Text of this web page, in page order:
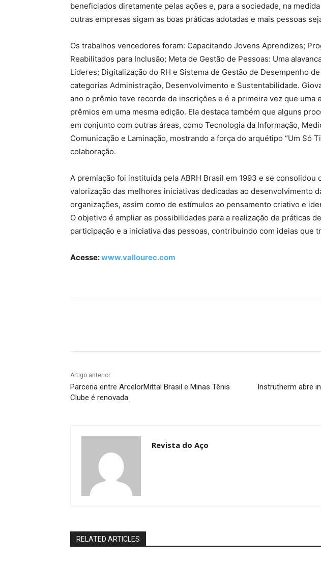
beneficiados diretamente pelas ações e, para a sociedade, na
outras empresas sigam as boas práticas adotadas e mais pessoas
Os trabalhos vencedores foram: Capacitando Jovens Aprendizes;
Reabilitados para Inclusão; Meta de Gestão de Pessoas: Uma
Líderes; Digitalização do RH e Sistema de Gestão de Desempenho
categorias Administração, Desenvolvimento e Sustentabilidade.
ano o prêmio teve recorde de inscrições e é a primeira vez que uma
prêmios em uma mesma edição. Ela destaca também que alguns
em conjunto com outras áreas, como Tecnologia da Informação,
Comunicação e Laminação, mostrando a força do arquétipo “Um Só
colaboração.
A premiação foi instituída pela ABRH Brasil em 1993 e se consolidou
valorização das melhores iniciativas dedicadas ao desenvolvimento
organizações, assim como de estímulos ao pensamento criativo e
O objetivo é ampliar as possibilidades para a realização de práticas
participação e a iniciativa das pessoas, contribuindo com ideias que
Acesse:www.vallourec.com
Artigo anterior
Parceria entre ArcelorMittal Brasil e Minas Tênis
Clube é renovada
Instrutherm abre
Revista do Aço
RELATED ARTICLES